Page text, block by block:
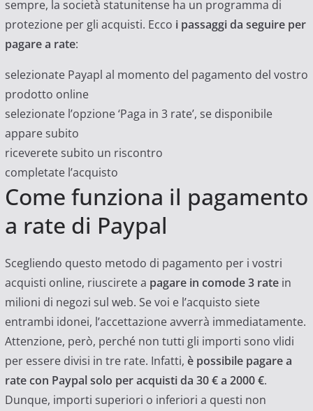
sempre, la società statunitense ha un programma di
protezione per gli acquisti. Ecco i passaggi da seguire per
pagare a rate:
selezionate Payapl al momento del pagamento del vostro
prodotto online
selezionate l’opzione ‘Paga in 3 rate’, se disponibile
appare subito
riceverete subito un riscontro
completate l’acquisto
Come funziona il pagamento
a rate di Paypal
Scegliendo questo metodo di pagamento per i vostri
acquisti online, riuscirete a pagare in comode 3 rate in
milioni di negozi sul web. Se voi e l’acquisto siete
entrambi idonei, l’accettazione avverrà immediatamente.
Attenzione, però, perché non tutti gli importi sono vlidi
per essere divisi in tre rate. Infatti, è possibile pagare a
rate con Paypal solo per acquisti da 30 € a 2000 €.
Dunque, importi superiori o inferiori a questi non